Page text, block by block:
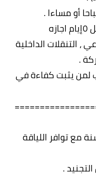
التنقلات الداخلية
.
لمن يثبت كفاءة في
من ٢١ سنه الى سن ٤٠ سنة مع توافر اللياقة
.